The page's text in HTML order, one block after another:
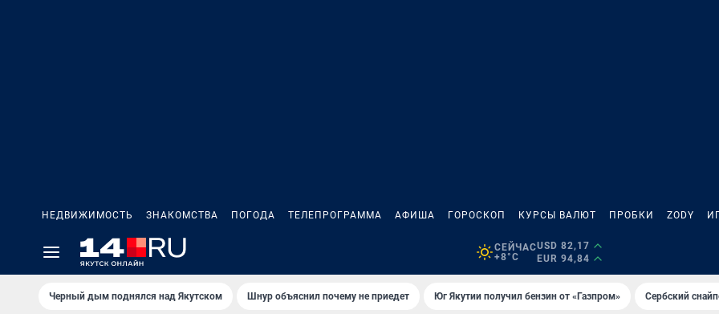
НЕДВИЖИМОСТЬ ЗНАКОМСТВА ПОГОДА ТЕЛЕПРОГРАММА АФИША ГОРОСКОП КУРСЫ ВАЛЮТ ПРОБКИ ZODY
СЕЙЧАС
+8°C
USD 82,17
EUR 94,84
Черный дым поднялся над Якутском Шнур объяснил почему не приедет Юг Якутии получил бензин от «Газпром» Сербский